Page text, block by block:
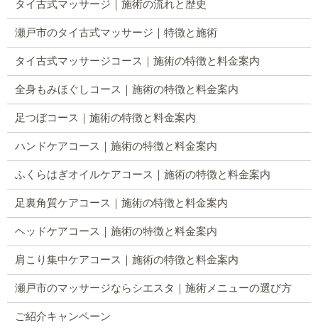
タイ古式マッサージ｜施術の流れと歴史
瀬戸市のタイ古式マッサージ｜特徴と施術
タイ古式マッサージコース｜施術の特徴と料金案内
全身もみほぐしコース｜施術の特徴と料金案内
足つぼコース｜施術の特徴と料金案内
ハンドケアコース｜施術の特徴と料金案内
ふくらはぎオイルケアコース｜施術の特徴と料金案内
足裏角質ケアコース｜施術の特徴と料金案内
ヘッドケアコース｜施術の特徴と料金案内
肩こり集中ケアコース｜施術の特徴と料金案内
瀬戸市のマッサージならシエスタ｜施術メニューの選び方
ご紹介キャンペーン